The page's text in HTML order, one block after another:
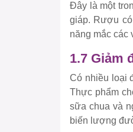
Đây là một
giáp. Rượu
năng mắc các
1.7 Giảm
Có nhiều loại
Thực phẩm
sữa chua và
biến lượng